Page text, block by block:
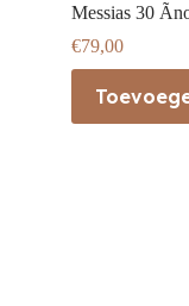
Messias 30
€79,00